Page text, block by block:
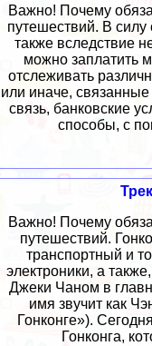
Важно! Почему
путешествий. В
также вследствие
можно заплатить
отслеживать
или иначе,
связь, банковские
способы, с
Важно! Почему
путешествий.
транспортный и
электроники, а
Джеки Чаном в
имя звучит как
Гонконге»).
Гонконга,